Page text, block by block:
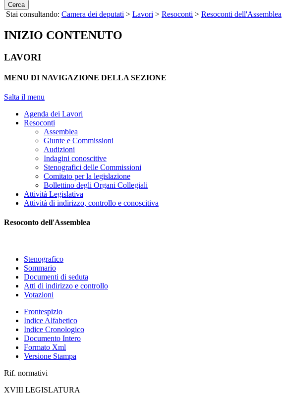
Cerca
Stai consultando: Camera dei deputati > Lavori > Resoconti > Resoconti dell'Assemblea
INIZIO CONTENUTO
LAVORI
MENU DI NAVIGAZIONE DELLA SEZIONE
Salta il menu
Agenda dei Lavori
Resoconti
Assemblea
Giunte e Commissioni
Audizioni
Indagini conoscitive
Stenografici delle Commissioni
Comitato per la legislazione
Bollettino degli Organi Collegiali
Attività Legislativa
Attività di indirizzo, controllo e conoscitiva
Resoconto dell'Assemblea
Stenografico
Sommario
Documenti di seduta
Atti di indirizzo e controllo
Votazioni
Frontespizio
Indice Alfabetico
Indice Cronologico
Documento Intero
Formato Xml
Versione Stampa
Rif. normativi
XVIII LEGISLATURA